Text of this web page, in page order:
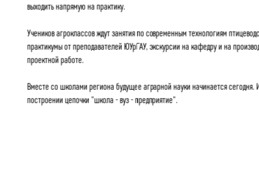
выходить напрямую на практику.
Учеников агроклассов ждут занятия по современным технологиям
практикумы от преподавателей ЮУрГАУ, экскурсии на кафедру и на
проектной работе.
Вместе со школами региона будущее аграрной науки начинается
построении цепочки "школа - вуз - предприятие".